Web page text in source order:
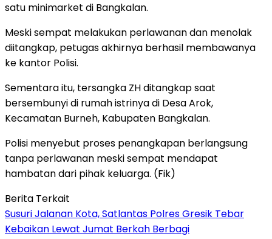
satu minimarket di Bangkalan.
Meski sempat melakukan perlawanan dan menolak
diitangkap, petugas akhirnya berhasil membawanya
ke kantor Polisi.
Sementara itu, tersangka ZH ditangkap saat
bersembunyi di rumah istrinya di Desa Arok,
Kecamatan Burneh, Kabupaten Bangkalan.
Polisi menyebut proses penangkapan berlangsung
tanpa perlawanan meski sempat mendapat
hambatan dari pihak keluarga. (Fik)
Berita Terkait
Susuri Jalanan Kota, Satlantas Polres Gresik Tebar
Kebaikan Lewat Jumat Berkah Berbagi